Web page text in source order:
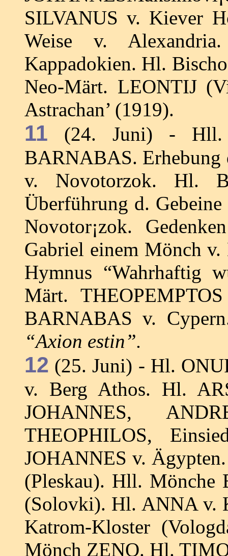
SILVANUS v. Kiever
Weise v.
Kappadokien. Hl.
Neo-Märt. LEONTIJ
Astrachan’ (1919).
11 (24. Juni) - Hll.
BARNABAS. Erhebung
v. Novotorzok. Hl.
Überführung d.
Novotor¡zok.
Gabriel einem Mönch
Hymnus “Wahrhaftig
Märt.
BARNABAS v.
“Axion estin”.
12 (25. Juni) - Hl.
v. Berg Athos. Hl.
JOHANNES,
THEOPHILOS,
JOHANNES v.
(Pleskau). Hll. Mönche
(Solovki). Hl. ANNA v.
Katrom-Kloster
Mönch ZENO. Hl.